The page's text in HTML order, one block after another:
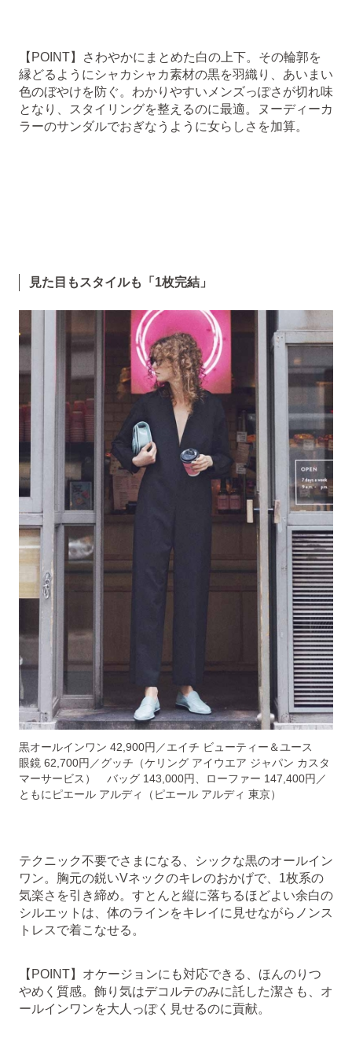
【POINT】さわやかにまとめた白の上下。その輪郭を
縁どるようにシャカシャカ素材の黒を羽織り、あいまい
色のぼやけを防ぐ。わかりやすいメンズっぽさが切れ味
となり、スタイリングを整えるのに最適。ヌーディーカ
ラーのサンダルでおぎなうように女らしさを加算。
見た目もスタイルも「1枚完結」
黒オールインワン 42,900円／エイチ ビューティー＆ユース
眼鏡 62,700円／グッチ（ケリング アイウエア ジャパン カスタ
マーサービス） バッグ 143,000円、ローファー 147,400円／
ともにピエール アルディ（ピエール アルディ 東京）
テクニック不要でさまになる、シックな黒のオールイン
ワン。胸元の鋭いVネックのキレのおかげで、1枚系の
気楽さを引き締め。すとんと縦に落ちるほどよい余白の
シルエットは、体のラインをキレイに見せながらノンス
トレスで着こなせる。
【POINT】オケージョンにも対応できる、ほんのりつ
やめく質感。飾り気はデコルテのみに託した潔さも、オ
ールインワンを大人っぽく見せるのに貢献。